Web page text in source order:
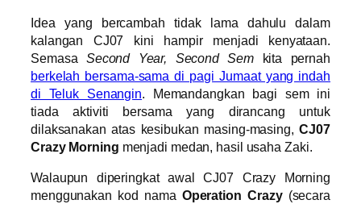
Idea yang bercambah tidak lama dahulu dalam
kalangan CJ07 kini hampir menjadi kenyataan.
Semasa Second Year, Second Sem kita pernah
berkelah bersama-sama di pagi Jumaat yang indah
di Teluk Senangin. Memandangkan bagi sem ini
tiada aktiviti bersama yang dirancang untuk
dilaksanakan atas kesibukan masing-masing,CJ07
Crazy Morning menjadi medan, hasil usaha Zaki.
Walaupun diperingkat awal CJ07 Crazy Morning
menggunakan kod nama Operation Crazy(secara